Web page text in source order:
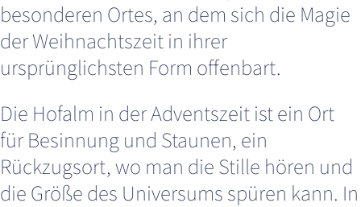
besonderen Ortes, an dem sich die Magie
der Weihnachtszeit in ihrer
ursprünglichsten Form offenbart.
Die Hofalm in der Adventszeit ist ein Ort
für Besinnung und Staunen, ein
Rückzugsort, wo man die Stille hören und
die Größe des Universums spüren kann. In